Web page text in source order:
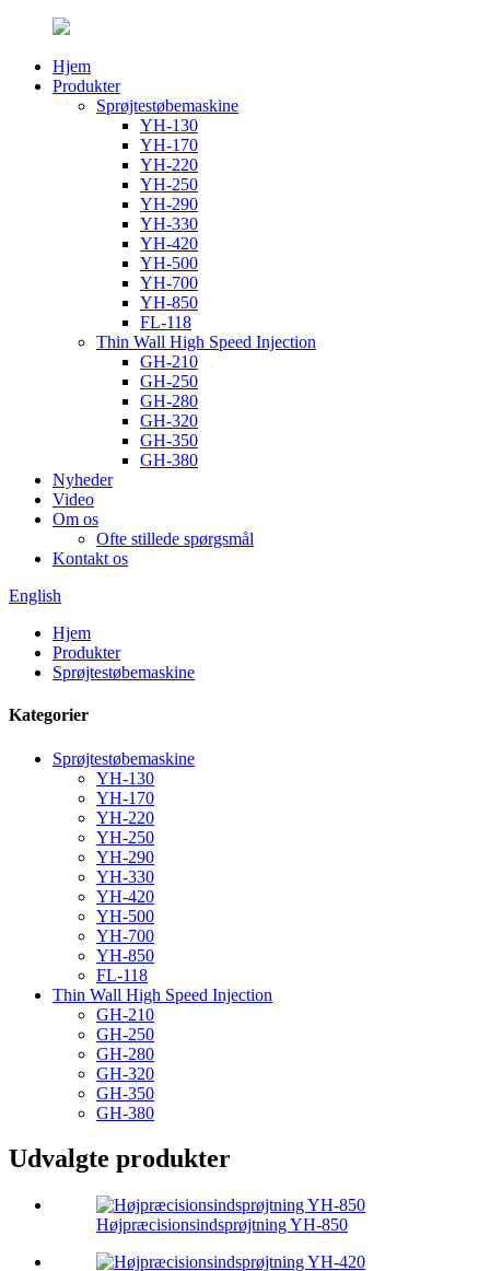
Hjem
Produkter
Sprøjtestøbemaskine
YH-130
YH-170
YH-220
YH-250
YH-290
YH-330
YH-420
YH-500
YH-700
YH-850
FL-118
Thin Wall High Speed ​​Injection
GH-210
GH-250
GH-280
GH-320
GH-350
GH-380
Nyheder
Video
Om os
Ofte stillede spørgsmål
Kontakt os
English
Hjem
Produkter
Sprøjtestøbemaskine
Kategorier
Sprøjtestøbemaskine
YH-130
YH-170
YH-220
YH-250
YH-290
YH-330
YH-420
YH-500
YH-700
YH-850
FL-118
Thin Wall High Speed ​​Injection
GH-210
GH-250
GH-280
GH-320
GH-350
GH-380
Udvalgte produkter
Højpræcisionsindsprøjtning YH-850